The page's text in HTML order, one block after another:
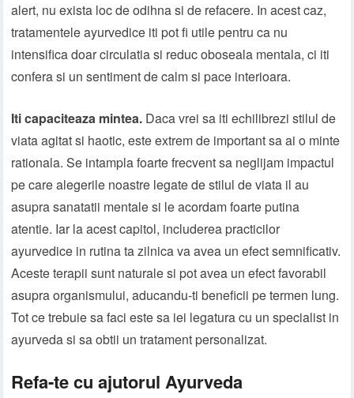
alert, nu exista loc de odihna si de refacere. In acest caz,
tratamentele ayurvedice iti pot fi utile pentru ca nu
intensifica doar circulatia si reduc oboseala mentala, ci iti
confera si un sentiment de calm si pace interioara.
Iti capaciteaza mintea. Daca vrei sa iti echilibrezi stilul de
viata agitat si haotic, este extrem de important sa ai o minte
rationala. Se intampla foarte frecvent sa neglijam impactul
pe care alegerile noastre legate de stilul de viata il au
asupra sanatatii mentale si le acordam foarte putina
atentie. Iar la acest capitol, includerea practicilor
ayurvedice in rutina ta zilnica va avea un efect semnificativ.
Aceste terapii sunt naturale si pot avea un efect favorabil
asupra organismului, aducandu-ti beneficii pe termen lung.
Tot ce trebuie sa faci este sa iei legatura cu un specialist in
ayurveda si sa obtii un tratament personalizat.
Refa-te cu ajutorul Ayurveda